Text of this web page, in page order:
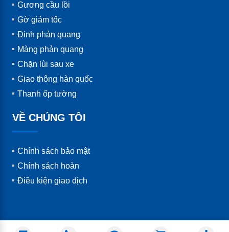
Gương cầu lồi
Gờ giảm tốc
Đinh phản quang
Màng phản quang
Chặn lùi sau xe
Giao thông hàn quốc
Thanh ốp tường
VỀ CHÚNG TÔI
Chính sách bảo mật
Chính sách hoàn
Điều kiện giao dịch